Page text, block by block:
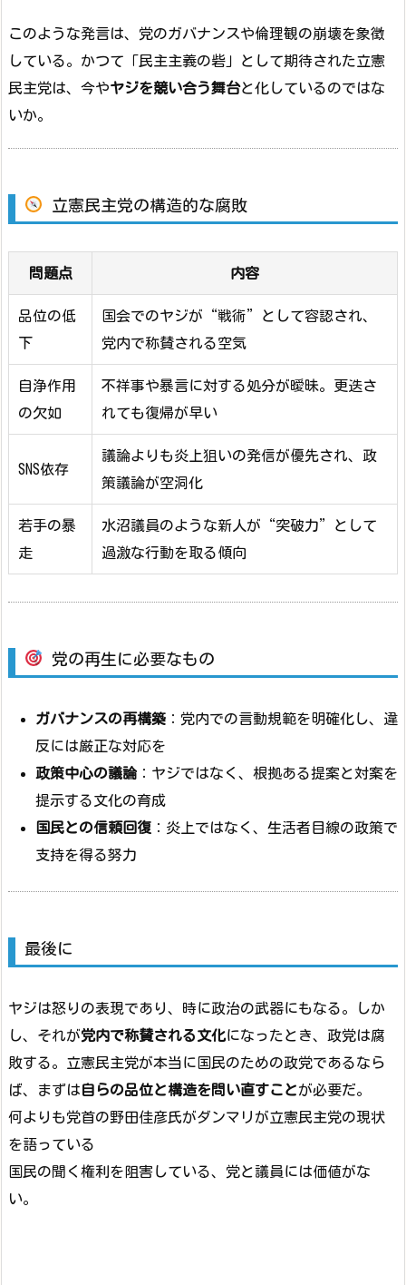
このような発言は、党のガバナンスや倫理観の崩壊を象徴
している。かつて「民主主義の砦」として期待された立憲
民主党は、今やヤジを競い合う舞台と化しているのではな
いか。
立憲民主党の構造的な腐敗
問題点 内容
品位の低
下
国会でのヤジが“戦術”として容認され、
党内で称賛される空気
自浄作用
の欠如
不祥事や暴言に対する処分が曖昧。更迭さ
れても復帰が早い
SNS依存
議論よりも炎上狙いの発信が優先され、政
策議論が空洞化
若手の暴
走
水沼議員のような新人が“突破力”として
過激な行動を取る傾向
党の再生に必要なもの
ガバナンスの再構築 ：党内での言動規範を明確化し、違
反には厳正な対応を
政策中心の議論 ：ヤジではなく、根拠ある提案と対案を
提示する文化の育成
国民との信頼回復 ：炎上ではなく、生活者目線の政策で
支持を得る努力
最後に
ヤジは怒りの表現であり、時に政治の武器にもなる。しか
し、それが党内で称賛される文化になったとき、政党は腐
敗する。立憲民主党が本当に国民のための政党であるなら
ば、まずは自らの品位と構造を問い直すことが必要だ。
何よりも党首の野田佳彦氏がダンマリが立憲民主党の現状
を語っている
国民の聞く権利を阻害している、党と議員には価値がな
い。